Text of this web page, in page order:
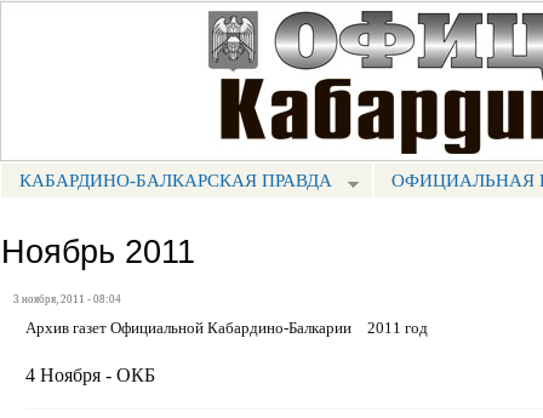
МЕНЮ КБП
КАБАРДИНО-БАЛКАРСКАЯ ПРАВДА ОФИЦИАЛЬНАЯ
Ноябрь 2011
3 ноября, 2011 - 08:04
Архив газет Официальной Кабардино-Балкарии 2011 год
4 Ноября - ОКБ